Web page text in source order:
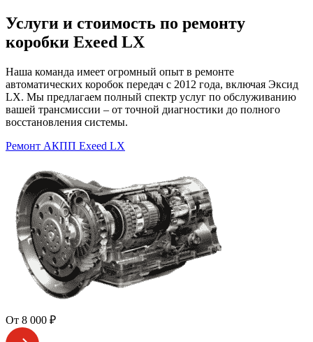
Услуги и стоимость по ремонту
коробки Exeed LX
Наша команда имеет огромный опыт в ремонте
автоматических коробок передач с 2012 года, включая Эксид
LX. Мы предлагаем полный спектр услуг по обслуживанию
вашей трансмиссии – от точной диагностики до полного
восстановления системы.
Ремонт АКПП Exeed LX
От 8 000 ₽